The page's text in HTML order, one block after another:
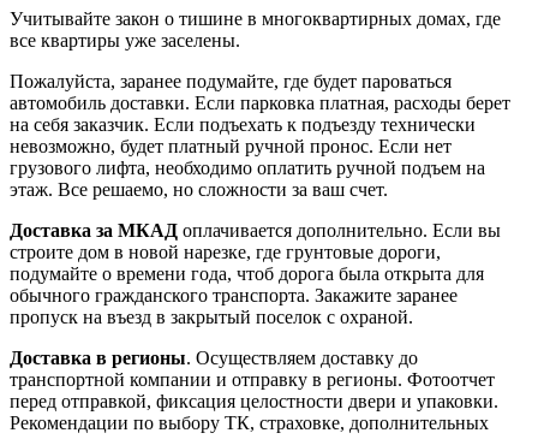
Учитывайте закон о тишине в многоквартирных домах, где
все квартиры уже заселены.
Пожалуйста, заранее подумайте, где будет пароваться
автомобиль доставки. Если парковка платная, расходы берет
на себя заказчик. Если подъехать к подъезду технически
невозможно, будет платный ручной пронос. Если нет
грузового лифта, необходимо оплатить ручной подъем на
этаж. Все решаемо, но сложности за ваш счет.
Доставка за МКАД оплачивается дополнительно. Если вы
строите дом в новой нарезке, где грунтовые дороги,
подумайте о времени года, чтоб дорога была открыта для
обычного гражданского транспорта. Закажите заранее
пропуск на въезд в закрытый поселок с охраной.
Доставка в регионы. Осуществляем доставку до
транспортной компании и отправку в регионы. Фотоотчет
перед отправкой, фиксация целостности двери и упаковки.
Рекомендации по выбору ТК, страховке, дополнительных